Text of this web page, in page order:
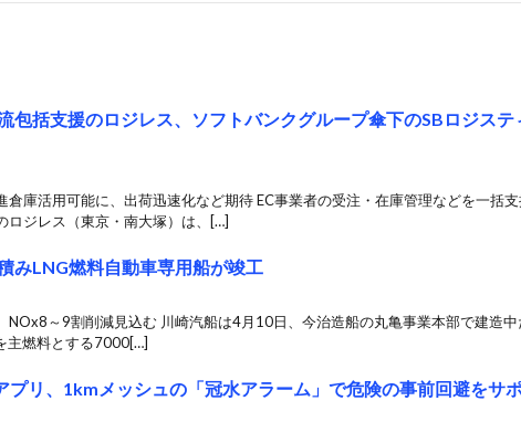
包括支援のロジレス、ソフトバンクグループ傘下のSBロジステ
倉庫活用可能に、出荷迅速化など期待 EC事業者の受注・在庫管理などを一括支
ロジレス（東京・南大塚）は、[…]
みLNG燃料自動車専用船が竣工
NOx8～9割削減見込む 川崎汽船は4月10日、今治造船の丸亀事業本部で建造中
主燃料とする7000[…]
プリ、1kmメッシュの「冠水アラーム」で危険の事前回避をサ